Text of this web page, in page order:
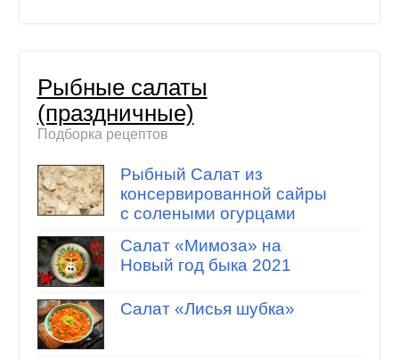
Рыбные салаты
(праздничные)
Подборка рецептов
Рыбный Салат из
консервированной сайры
с солеными огурцами
Салат «Мимоза» на
Новый год быка 2021
Салат «Лисья шубка»